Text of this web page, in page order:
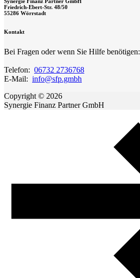
Friedrich-Ebert-Str. 48/50
55286 Wörrstadt
Kontakt
Bei Fragen oder wenn Sie Hilfe benötigen:
Telefon: 06732 2736768
E-Mail: info@sfp.gmbh
Copyright © 2026
Synergie Finanz Partner GmbH